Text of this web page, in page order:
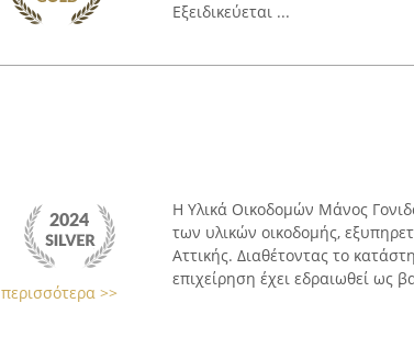
Εξειδικεύεται ...
περισσότερα >>
Η Υλικά Οικοδομών Μάνος
των υλικών οικοδομής,
Αττικής. Διαθέτοντας το
επιχείρηση έχει εδραιωθεί ως